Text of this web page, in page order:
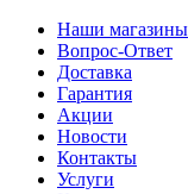
Наши магазины
Вопрос-Ответ
Доставка
Гарантия
Акции
Новости
Контакты
Услуги